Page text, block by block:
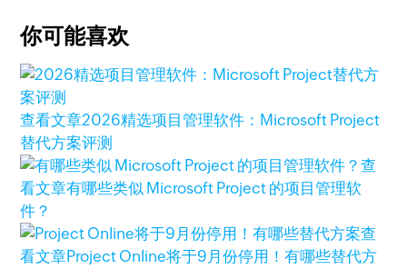
你可能喜欢
查看文章2026精选项目管理软件：Microsoft Project
替代方案评测
查
看文章有哪些类似 Microsoft Project 的项目管理软
件？
查
看文章Project Online将于9月份停用！有哪些替代方